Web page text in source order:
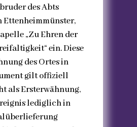
des Abts
Ettenheimmünster,
„Zu Ehren der
ein. Diese
des Ortes in
gilt offiziell
als Ersterwähnung,
lediglich in